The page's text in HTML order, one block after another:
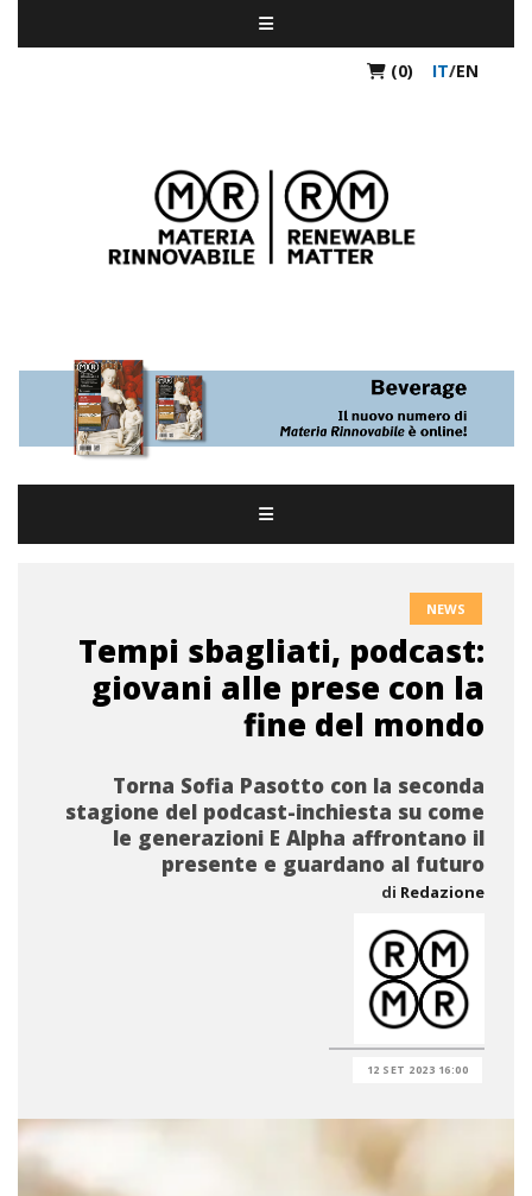
(0) IT/EN
NEWS
Tempi sbagliati, podcast:
giovani alle prese con la
fine del mondo
Torna Sofia Pasotto con la seconda
stagione del podcast-inchiesta su come
le generazioni E Alpha affrontano il
presente e guardano al futuro
di Redazione
12 SET 2023 16:00